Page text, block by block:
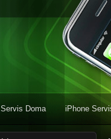
Servis Doma iPhone